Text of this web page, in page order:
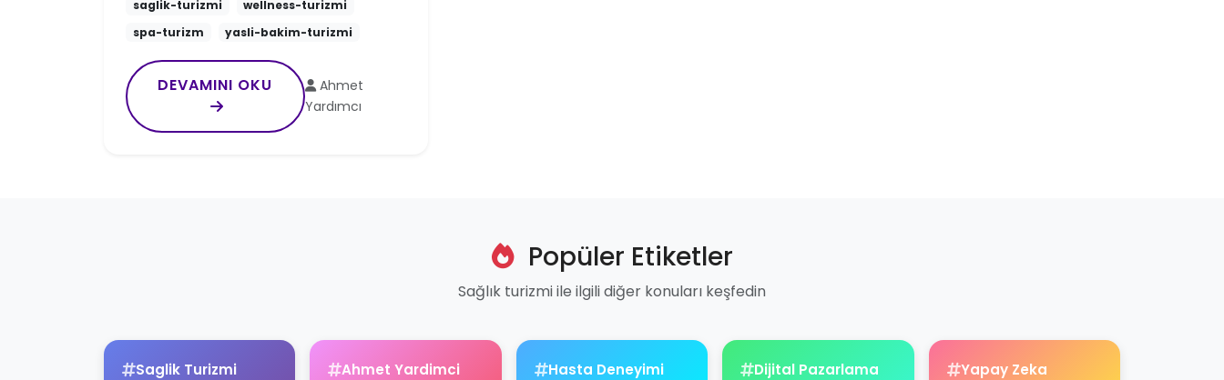
saglik-turizmi
wellness-turizmi
spa-turizm
yasli-bakim-turizmi
DEVAMINI OKU
Ahmet
Yardımcı
Popüler Etiketler
Sağlık turizmi ile ilgili diğer konuları keşfedin
Saglik Turizmi Ahmet Yardimci Hasta Deneyimi Dijital Pazarlama Yapay Zeka